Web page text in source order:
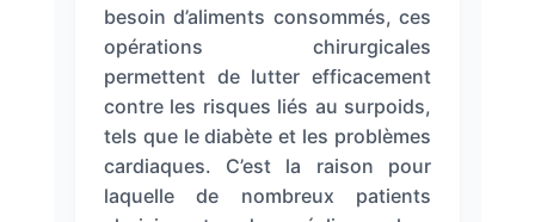
besoin d’aliments consommés, ces
opérations chirurgicales
permettent de lutter efficacement
contre les risques liés au surpoids,
tels que le diabète et les problèmes
cardiaques. C’est la raison pour
laquelle de nombreux patients